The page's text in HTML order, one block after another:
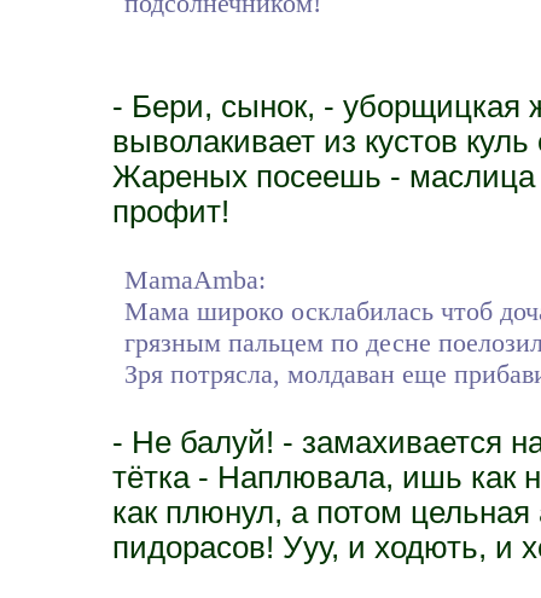
- Бери, сынок, - уборщицкая
выволакивает из кустов
Жареных посеешь -
профит!
MamaAmba:
Мама широко осклабилась чтоб
грязным пальцем по десне
Зря потрясла, молдаван еще
- Не балуй! - замахивается
тётка - Наплювала, ишь как
как плюнул, а потом
пидорасов! Ууу, и ходють, и